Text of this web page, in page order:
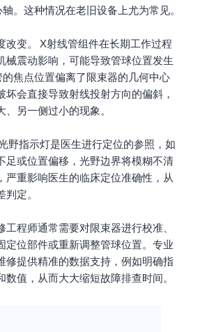
。这种情况在老旧设备上尤为常见。
改变。 X射线管组件在长期工作过程
械震动影响，可能导致管球位置发生
焦点位置偏离了限束器的几何中心
坏会直接导致射线投射方向的偏斜，
另一侧过小的现象。
野指示灯是医生进行定位的参照，如
足或位置偏移，光野边界将模糊不清
严重影响医生的临床定位准确性，从
定。
工程师通常需要对限束器进行校准、
定位部件或重新调整管球位置。专业
修提供精准的数据支持，例如明确指
数值，从而大大缩短故障排查时间。